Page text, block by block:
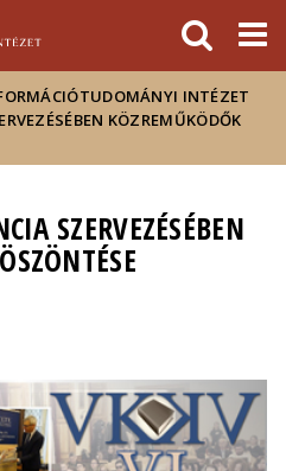
a
INTÉZET
KÖZREMŰKÖDŐK
SZERVEZÉSÉBEN